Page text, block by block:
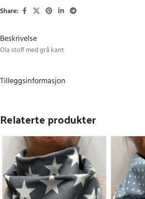
Share:
Beskrivelse
Ola stoff med grå kant
Tilleggsinformasjon
Relaterte produkter